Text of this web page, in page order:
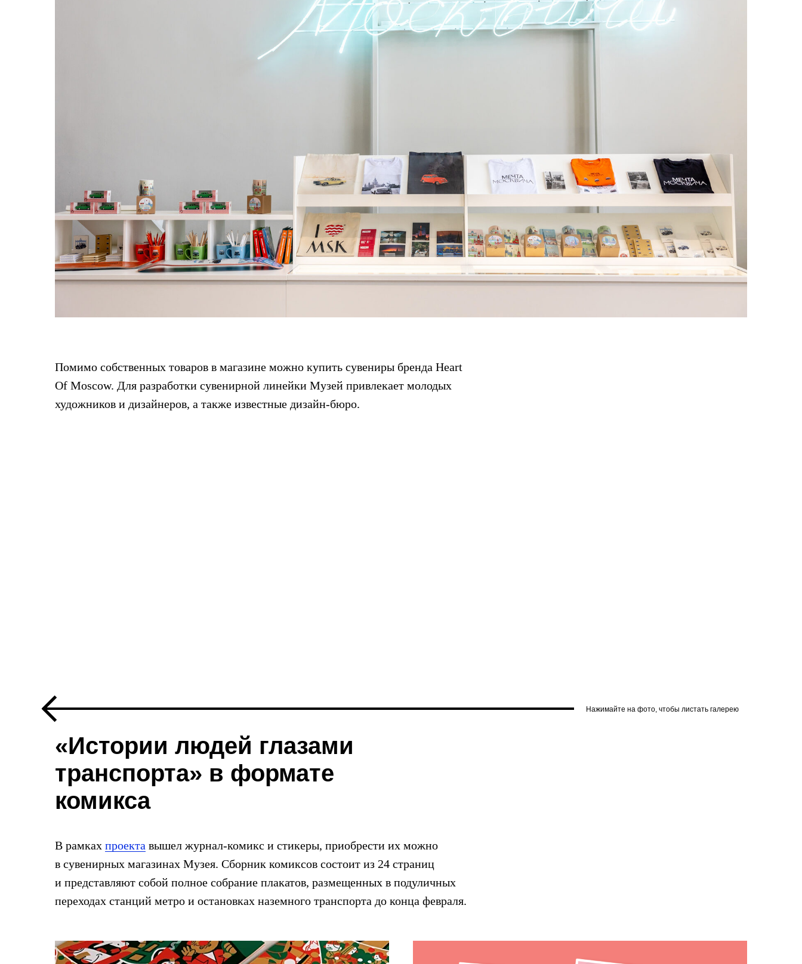
Помимо собственных товаров в магазине можно купить сувениры бренда Heart
Of Moscow. Для разработки сувенирной линейки Музей привлекает молодых
художников и дизайнеров, а также известные дизайн-бюро.
Нажимайте на фото, чтобы листать галерею
«Истории людей глазами
транспорта» в формате
комикса
В рамках проекта вышел журнал-комикс и стикеры, приобрести их можно
в сувенирных магазинах Музея. Сборник комиксов состоит из 24 страниц
и представляют собой полное собрание плакатов, размещенных в подуличных
переходах станций метро и остановках наземного транспорта до конца февраля.